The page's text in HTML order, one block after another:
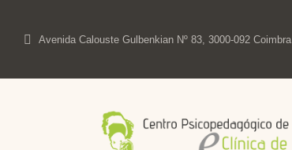
Avenida Calouste Gulbenkian Nº 83, 3000-092 Coimbra